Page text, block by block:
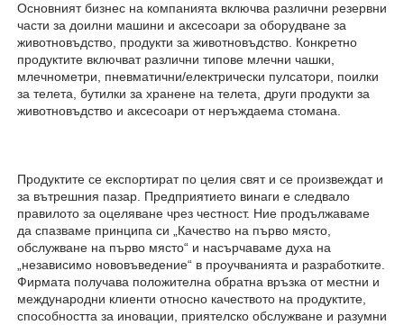
Основният бизнес на компанията включва различни резервни
части за доилни машини и аксесоари за оборудване за
животновъдство, продукти за животновъдство. Конкретно
продуктите включват различни типове млечни чашки,
млечнометри, пневматични/електрически пулсатори, поилки
за телета, бутилки за хранене на телета, други продукти за
животновъдство и аксесоари от неръждаема стомана.
Продуктите се експортират по целия свят и се произвеждат и
за вътрешния пазар. Предприятието винаги е следвало
правилото за оцеляване чрез честност. Ние продължаваме
да спазваме принципа си „Качество на първо място,
обслужване на първо място“ и насърчаваме духа на
„независимо нововъведение“ в проучванията и разработките.
Фирмата получава положителна обратна връзка от местни и
международни клиенти относно качеството на продуктите,
способността за иновации, приятелско обслужване и разумни